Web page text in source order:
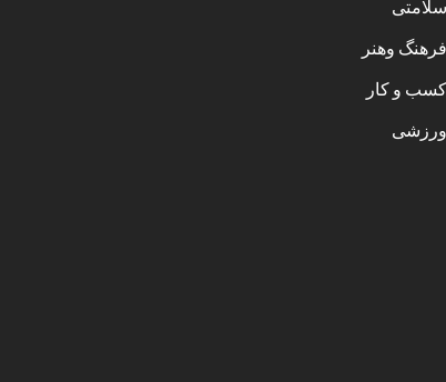
سلامتی
فرهنگ وهنر
کسب و کار
ورزشی